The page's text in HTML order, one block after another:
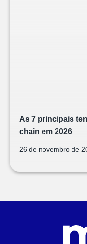
As 7 principais
chain em 2026
26 de novembro de